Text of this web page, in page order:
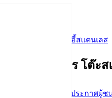
ะสแตนเลสและเก้าอี้สแตนเลส
งาน รายการ โต๊ะส
ประกาศผู้ช